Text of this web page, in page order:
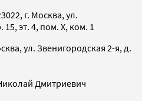
г. Москва, ул.
эт. 4, пом. X, ком. 1
ул. Звенигородская 2-я, д.
Дмитриевич